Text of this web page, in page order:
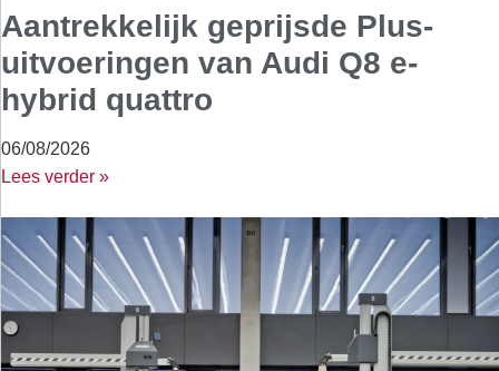
Aantrekkelijk geprijsde Plus-
uitvoeringen van Audi Q8 e-
hybrid quattro
06/08/2026
Lees verder »